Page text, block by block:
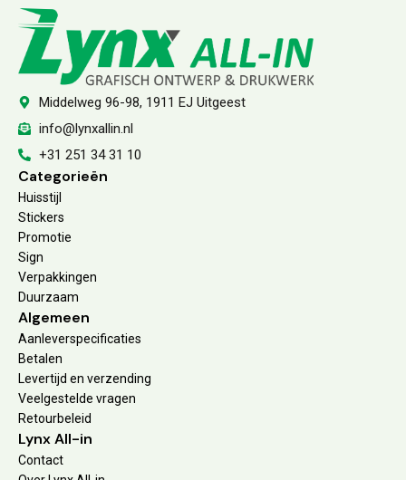
Middelweg 96-98, 1911 EJ Uitgeest
info@lynxallin.nl
+31 251 34 31 10
Categorieën
Huisstijl
Stickers
Promotie
Sign
Verpakkingen
Duurzaam
Algemeen
Aanleverspecificaties
Betalen
Levertijd en verzending
Veelgestelde vragen
Retourbeleid
Lynx All-in
Contact